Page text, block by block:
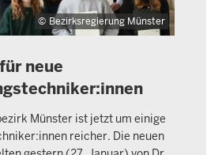
Bezirksregierung Münster
neue
Münster ist jetzt um einige
reicher. Die neuen